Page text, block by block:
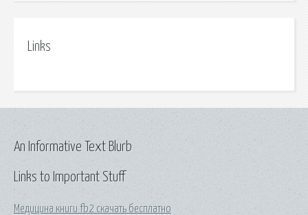
Links
Links to Important Stuff
Медицина книги fb2 скачать бесплатно
An Informative Text Blurb